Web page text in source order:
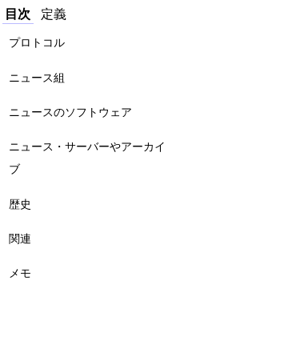
目次 定義
プロトコル
ニュース組
ニュースのソフトウェア
ニュース・サーバーやアーカイ
ブ
歴史
関連
メモ